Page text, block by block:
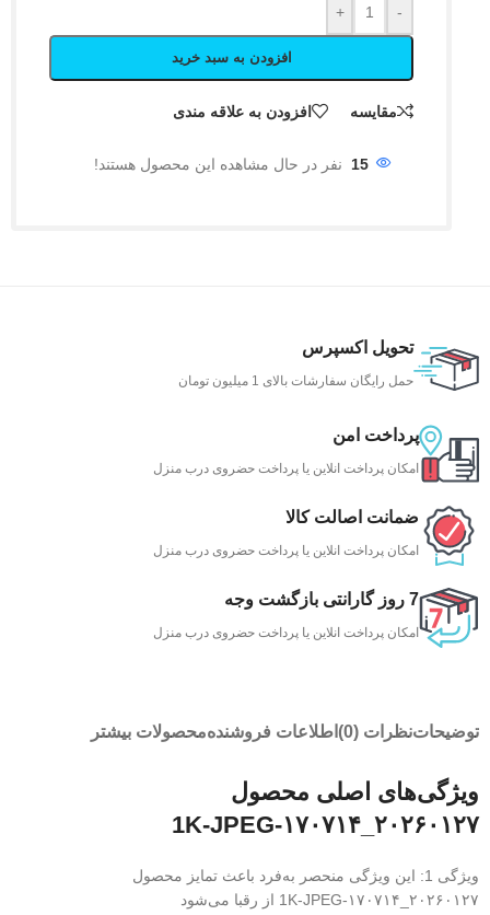
-
+
افزودن به سبد خرید
مقایسه افزودن به علاقه مندی
15 نفر در حال مشاهده این محصول هستند!
تحویل اکسپرس
حمل رایگان سفارشات بالای 1 میلیون تومان
پرداخت امن
امکان پرداخت انلاین یا پرداخت حضروی درب منزل
ضمانت اصالت کالا
امکان پرداخت انلاین یا پرداخت حضروی درب منزل
7 روز گارانتی بازگشت وجه
امکان پرداخت انلاین یا پرداخت حضروی درب منزل
توضیحاتنظرات (0) اطلاعات فروشندهمحصولات بیشتر
ویژگی‌های اصلی محصول
۲۰۲۶۰۱۲۷_۱۷۰۷۱۴-1K-JPEG
ویژگی 1: این ویژگی منحصر به‌فرد باعث تمایز محصول
۲۰۲۶۰۱۲۷_۱۷۰۷۱۴-1K-JPEG از رقبا می‌شود